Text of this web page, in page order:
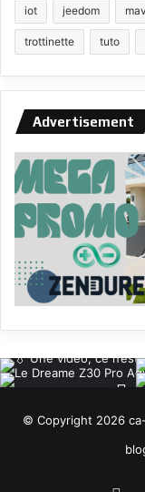
iot jeedom
trottinette tuto
Advertisement
© Copyright 2026